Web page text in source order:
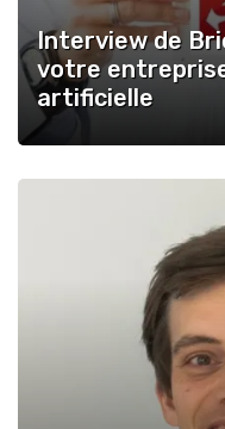
Interview de
votre
artificielle